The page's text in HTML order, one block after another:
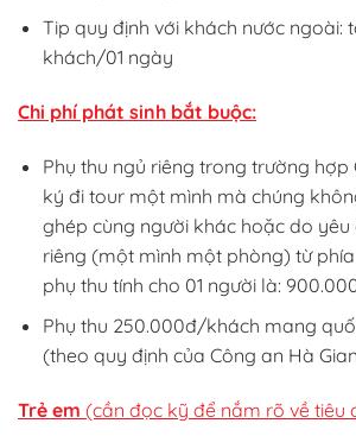
Tip quy định với khách nước ngoài:
khách/01 ngày
Chi phí phát sinh bắt buộc:
Phụ thu ngủ riêng trong trường hợp
ký đi tour một mình mà chúng
ghép cùng người khác hoặc do yêu
riêng (một mình một phòng) từ
phụ thu tính cho 01 người là:
Phụ thu 250.000đ/khách mang
(theo quy định của Công an Hà
Trẻ em (cần đọc kỹ để nắm rõ về tiêu